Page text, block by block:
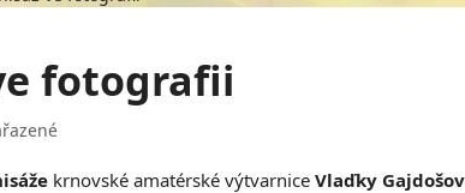
fotografii
krnovské amatérské výtvarnice Vlaďky